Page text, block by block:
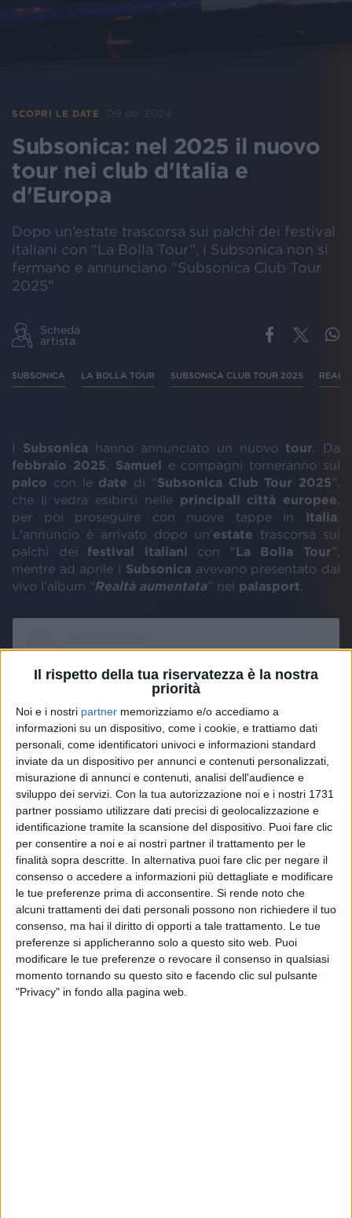
Il rispetto della tua riservatezza è la nostra
priorità
Noi e i nostri partner memorizziamo e/o accediamo a
informazioni su un dispositivo, come i cookie, e trattiamo dati
personali, come identificatori univoci e informazioni standard
inviate da un dispositivo per annunci e contenuti personalizzati,
misurazione di annunci e contenuti, analisi dell'audience e
sviluppo dei servizi. Con la tua autorizzazione noi e i nostri 1731
partner possiamo utilizzare dati precisi di geolocalizzazione e
identificazione tramite la scansione del dispositivo. Puoi fare clic
per consentire a noi e ai nostri partner il trattamento per le
finalità sopra descritte. In alternativa puoi fare clic per negare il
consenso o accedere a informazioni più dettagliate e modificare
le tue preferenze prima di acconsentire. Si rende noto che
alcuni trattamenti dei dati personali possono non richiedere il tuo
consenso, ma hai il diritto di opporti a tale trattamento. Le tue
preferenze si applicheranno solo a questo sito web. Puoi
modificare le tue preferenze o revocare il consenso in qualsiasi
momento tornando su questo sito e facendo clic sul pulsante
"Privacy" in fondo alla pagina web.
SCOPRI LE DATE 09 ott 2024
Subsonica: nel 2025 il nuovo
tour nei club d'Italia e
d'Europa
Dopo un’estate trascorsa sui palchi dei festival
italiani con “La Bolla Tour”, i Subsonica non si
fermano e annunciano “Subsonica Club Tour
2025”
Scheda
artista
SUBSONICA LA BOLLA TOUR SUBSONICA CLUB TOUR 2025
I Subsonica hanno annunciato un nuovo tour . Da
febbraio 2025
Samuel e compagni torneranno sul
palco con le date di “Subsonica Club Tour 2025”,
che li vedrà esibirsi nelle principali città europee,
per poi proseguire con nuove tappe in Italia.
L'annuncio è arrivato dopo un’estate trascorsa sui
palchi dei festival italiani con “La Bolla Tour”,
mentre ad aprile i Subsonica avevano presentato dal
vivo l'album “Realtà aumentata” nei palasport
Visualizza questo post su Instagram